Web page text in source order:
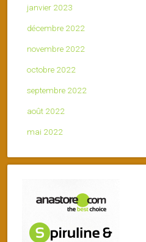
janvier 2023
décembre 2022
novembre 2022
octobre 2022
septembre 2022
août 2022
mai 2022